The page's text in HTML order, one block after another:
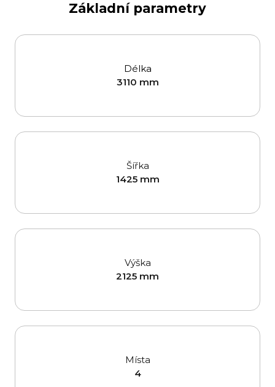
Základní parametry
Délka
3110 mm
Šířka
1425 mm
Výška
2125 mm
Místa
4